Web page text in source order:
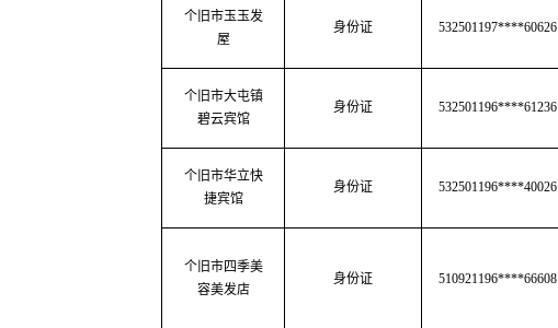
个旧市玉玉发
屋
身份证 532501197****60626
个旧市大屯镇
碧云宾馆
身份证 532501196****61236
个旧市华立快
捷宾馆
身份证 532501196****40026
个旧市四季美
容美发店
身份证 510921196****66608